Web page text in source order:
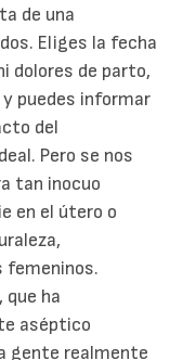
de una
Eliges la fecha
dolores de parto,
puedes informar
del
Pero se nos
tan inocuo
en el útero o
femeninos.
que ha
aséptico
gente realmente